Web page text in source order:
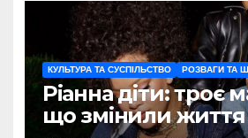
КУЛЬТУРА ТА СУСПІЛЬСТВО РОЗВАГИ ТА
Ріанна діти: троє
що змінили життя